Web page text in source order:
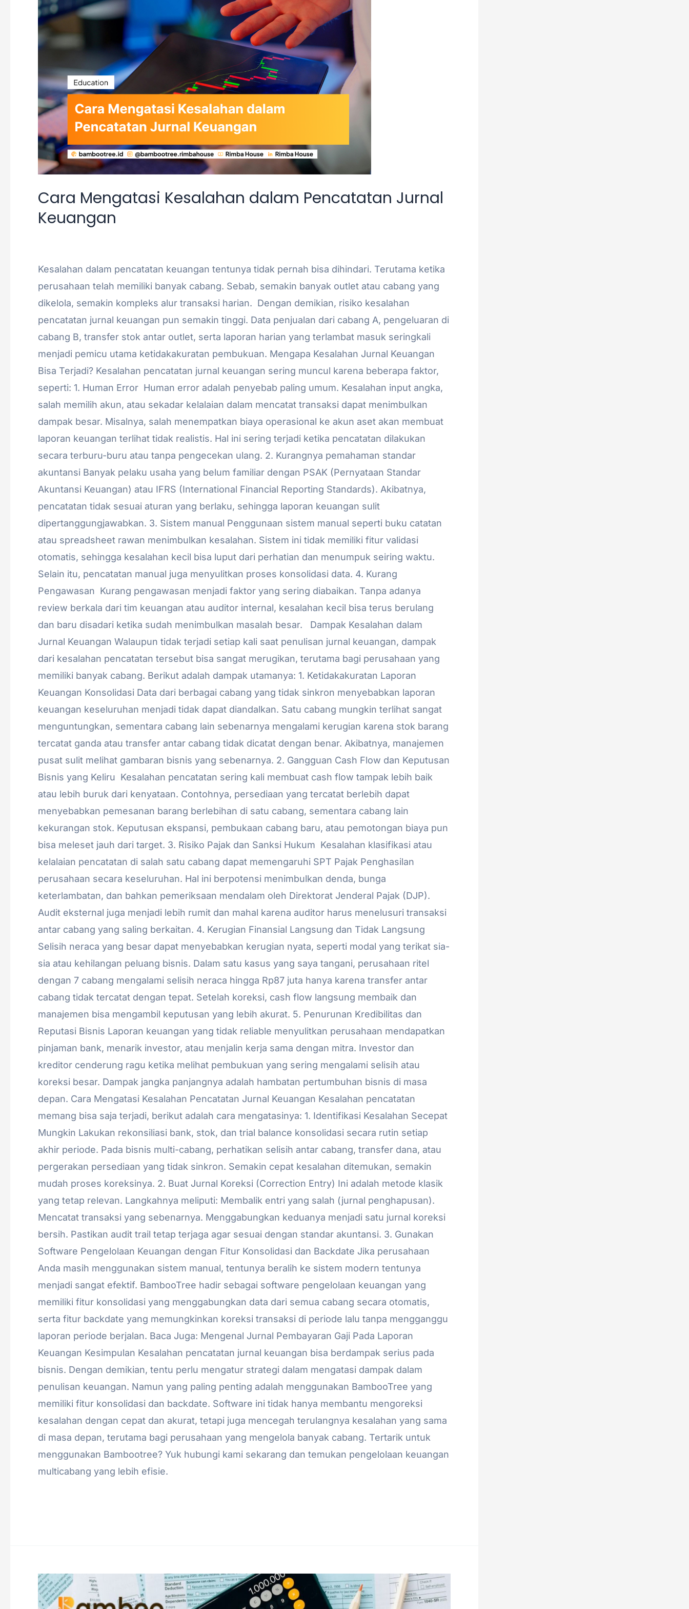
Cara Mengatasi Kesalahan dalam Pencatatan Jurnal
Keuangan
Kesalahan dalam pencatatan keuangan tentunya tidak pernah bisa dihindari. Terutama ketika
perusahaan telah memiliki banyak cabang. Sebab, semakin banyak outlet atau cabang yang
dikelola, semakin kompleks alur transaksi harian. Dengan demikian, risiko kesalahan
pencatatan jurnal keuangan pun semakin tinggi. Data penjualan dari cabang A, pengeluaran di
cabang B, transfer stok antar outlet, serta laporan harian yang terlambat masuk seringkali
menjadi pemicu utama ketidakakuratan pembukuan. Mengapa Kesalahan Jurnal Keuangan
Bisa Terjadi? Kesalahan pencatatan jurnal keuangan sering muncul karena beberapa faktor,
seperti: 1. Human Error Human error adalah penyebab paling umum. Kesalahan input angka,
salah memilih akun, atau sekadar kelalaian dalam mencatat transaksi dapat menimbulkan
dampak besar. Misalnya, salah menempatkan biaya operasional ke akun aset akan membuat
laporan keuangan terlihat tidak realistis. Hal ini sering terjadi ketika pencatatan dilakukan
secara terburu-buru atau tanpa pengecekan ulang. 2. Kurangnya pemahaman standar
akuntansi Banyak pelaku usaha yang belum familiar dengan PSAK (Pernyataan Standar
Akuntansi Keuangan) atau IFRS (International Financial Reporting Standards). Akibatnya,
pencatatan tidak sesuai aturan yang berlaku, sehingga laporan keuangan sulit
dipertanggungjawabkan. 3. Sistem manual Penggunaan sistem manual seperti buku catatan
atau spreadsheet rawan menimbulkan kesalahan. Sistem ini tidak memiliki fitur validasi
otomatis, sehingga kesalahan kecil bisa luput dari perhatian dan menumpuk seiring waktu.
Selain itu, pencatatan manual juga menyulitkan proses konsolidasi data. 4. Kurang
Pengawasan Kurang pengawasan menjadi faktor yang sering diabaikan. Tanpa adanya
review berkala dari tim keuangan atau auditor internal, kesalahan kecil bisa terus berulang
dan baru disadari ketika sudah menimbulkan masalah besar. Dampak Kesalahan dalam
Jurnal Keuangan Walaupun tidak terjadi setiap kali saat penulisan jurnal keuangan, dampak
dari kesalahan pencatatan tersebut bisa sangat merugikan, terutama bagi perusahaan yang
memiliki banyak cabang. Berikut adalah dampak utamanya: 1. Ketidakakuratan Laporan
Keuangan Konsolidasi Data dari berbagai cabang yang tidak sinkron menyebabkan laporan
keuangan keseluruhan menjadi tidak dapat diandalkan. Satu cabang mungkin terlihat sangat
menguntungkan, sementara cabang lain sebenarnya mengalami kerugian karena stok barang
tercatat ganda atau transfer antar cabang tidak dicatat dengan benar. Akibatnya, manajemen
pusat sulit melihat gambaran bisnis yang sebenarnya. 2. Gangguan Cash Flow dan Keputusan
Bisnis yang Keliru Kesalahan pencatatan sering kali membuat cash flow tampak lebih baik
atau lebih buruk dari kenyataan. Contohnya, persediaan yang tercatat berlebih dapat
menyebabkan pemesanan barang berlebihan di satu cabang, sementara cabang lain
kekurangan stok. Keputusan ekspansi, pembukaan cabang baru, atau pemotongan biaya pun
bisa meleset jauh dari target. 3. Risiko Pajak dan Sanksi Hukum Kesalahan klasifikasi atau
kelalaian pencatatan di salah satu cabang dapat memengaruhi SPT Pajak Penghasilan
perusahaan secara keseluruhan. Hal ini berpotensi menimbulkan denda, bunga
keterlambatan, dan bahkan pemeriksaan mendalam oleh Direktorat Jenderal Pajak (DJP).
Audit eksternal juga menjadi lebih rumit dan mahal karena auditor harus menelusuri transaksi
antar cabang yang saling berkaitan. 4. Kerugian Finansial Langsung dan Tidak Langsung
Selisih neraca yang besar dapat menyebabkan kerugian nyata, seperti modal yang terikat sia-
sia atau kehilangan peluang bisnis. Dalam satu kasus yang saya tangani, perusahaan ritel
dengan 7 cabang mengalami selisih neraca hingga Rp87 juta hanya karena transfer antar
cabang tidak tercatat dengan tepat. Setelah koreksi, cash flow langsung membaik dan
manajemen bisa mengambil keputusan yang lebih akurat. 5. Penurunan Kredibilitas dan
Reputasi Bisnis Laporan keuangan yang tidak reliable menyulitkan perusahaan mendapatkan
pinjaman bank, menarik investor, atau menjalin kerja sama dengan mitra. Investor dan
kreditor cenderung ragu ketika melihat pembukuan yang sering mengalami selisih atau
koreksi besar. Dampak jangka panjangnya adalah hambatan pertumbuhan bisnis di masa
depan. Cara Mengatasi Kesalahan Pencatatan Jurnal Keuangan Kesalahan pencatatan
memang bisa saja terjadi, berikut adalah cara mengatasinya: 1. Identifikasi Kesalahan Secepat
Mungkin Lakukan rekonsiliasi bank, stok, dan trial balance konsolidasi secara rutin setiap
akhir periode. Pada bisnis multi-cabang, perhatikan selisih antar cabang, transfer dana, atau
pergerakan persediaan yang tidak sinkron. Semakin cepat kesalahan ditemukan, semakin
mudah proses koreksinya. 2. Buat Jurnal Koreksi (Correction Entry) Ini adalah metode klasik
yang tetap relevan. Langkahnya meliputi: Membalik entri yang salah (jurnal penghapusan).
Mencatat transaksi yang sebenarnya. Menggabungkan keduanya menjadi satu jurnal koreksi
bersih. Pastikan audit trail tetap terjaga agar sesuai dengan standar akuntansi. 3. Gunakan
Software Pengelolaan Keuangan dengan Fitur Konsolidasi dan Backdate Jika perusahaan
Anda masih menggunakan sistem manual, tentunya beralih ke sistem modern tentunya
menjadi sangat efektif. BambooTree hadir sebagai software pengelolaan keuangan yang
memiliki fitur konsolidasi yang menggabungkan data dari semua cabang secara otomatis,
serta fitur backdate yang memungkinkan koreksi transaksi di periode lalu tanpa mengganggu
laporan periode berjalan. Baca Juga: Mengenal Jurnal Pembayaran Gaji Pada Laporan
Keuangan Kesimpulan Kesalahan pencatatan jurnal keuangan bisa berdampak serius pada
bisnis. Dengan demikian, tentu perlu mengatur strategi dalam mengatasi dampak dalam
penulisan keuangan. Namun yang paling penting adalah menggunakan BambooTree yang
memiliki fitur konsolidasi dan backdate. Software ini tidak hanya membantu mengoreksi
kesalahan dengan cepat dan akurat, tetapi juga mencegah terulangnya kesalahan yang sama
di masa depan, terutama bagi perusahaan yang mengelola banyak cabang. Tertarik untuk
menggunakan Bambootree? Yuk hubungi kami sekarang dan temukan pengelolaan keuangan
multicabang yang lebih efisie.
dalam
Pencatatan
Jurnal
Mengungkap
Kesenjangan